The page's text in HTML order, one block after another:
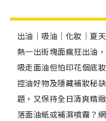
出油｜吸油｜化妝｜夏
熱一出街塊面瘋狂出油
吸走面油但怕印花個底
控油好物及隱藏補妝秘
題，又保持全日清爽精
落面油紙或補濕噴霧？